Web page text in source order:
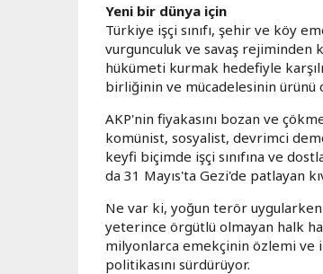
Yeni bir dünya için
Türkiye işçi sınıfı, şehir ve köy
vurgunculuk ve savaş
hükümeti kurmak hedefiyle
birliğinin ve mücadelesinin ürünü
AKP'nin fiyakasını bozan ve
komünist, sosyalist, devrimci
keyfi biçimde işçi sınıfına ve
da 31 Mayıs'ta Gezi'de patlayan
Ne var ki, yoğun terör
yeterince örgütlü olmayan halk
milyonlarca emekçinin özlemi ve
politikasını sürdürüyor.